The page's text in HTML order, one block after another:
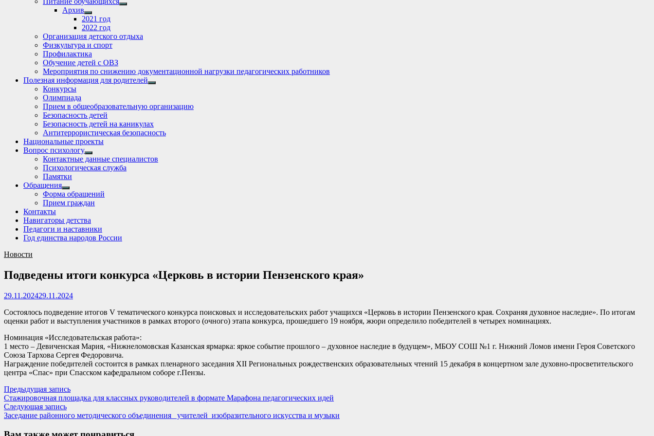
Show
Архив
Show
sub
menu
2021 год
2022 год
Организация детского отдыха
Физкультура и спорт
Профилактика
Обучение детей с ОВЗ
Мероприятия по снижению документационной нагрузки педагогических работников
Полезная информация для родителей
Show
Конкурсы
Олимпиада
Прием в общеобразовательную организацию
Безопасность детей
Безопасность детей на каникулах
Антитеррористическая безопасность
Национальные проекты
Вопрос психологу
Show
sub
menu
Контактные данные специалистов
Психологическая служба
Памятки
Обращения
Show
sub
menu
Форма обращений
Прием граждан
Контакты
Навигаторы детства
Педагоги и наставники
Год единства народов России
Новости
Подведены итоги конкурса «Церковь в истории Пензенского края»
29.11.202429.11.2024
Состоялось подведение итогов V тематического конкурса поисковых и исследовательских работ учащихся «Церковь в истории Пензенского края. Сохраняя духовное наследие». По итогам
оценки работ и выступления участников в рамках второго (очного) этапа конкурса, прошедшего 19 ноября, жюри определило победителей в четырех номинациях.
Номинация «Исследовательская работа»:
1 место – Девиченская Мария, «Нижнеломовская Казанская ярмарка: яркое событие прошлого – духовное наследие в будущем», МБОУ СОШ №1 г. Нижний Ломов имени Героя Советского
Союза Тархова Сергея Федоровича.
Награждение победителей состоится в рамках пленарного заседания XII Региональных рождественских образовательных чтений 15 декабря в концертном зале духовно-просветительского
центра «Спас» при Спасском кафедральном соборе г.Пензы.
Навигация
по
записям
Предыдущая записьПредыдущая
запись:
Стажировочная площадка для классных руководителей в формате Марафона педагогических идей
Следующая записьСледующая
запись:
Заседание районного методического объединения учителей изобразительного искусства и музыки